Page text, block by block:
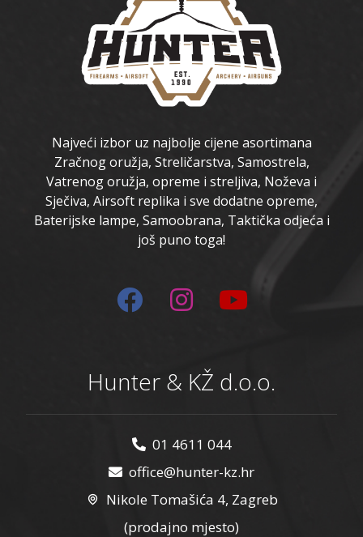
Najveći izbor uz najbolje cijene asortimana
Zračnog oružja, Streličarstva, Samostrela,
Vatrenog oružja, opreme i streljiva, Noževa i
Sječiva, Airsoft replika i sve dodatne opreme,
Baterijske lampe, Samoobrana, Taktička odjeća i
još puno toga!
Hunter & KŽ d.o.o.
01 4611 044
office@hunter-kz.hr
Nikole Tomašića 4, Zagreb
(prodajno mjesto)